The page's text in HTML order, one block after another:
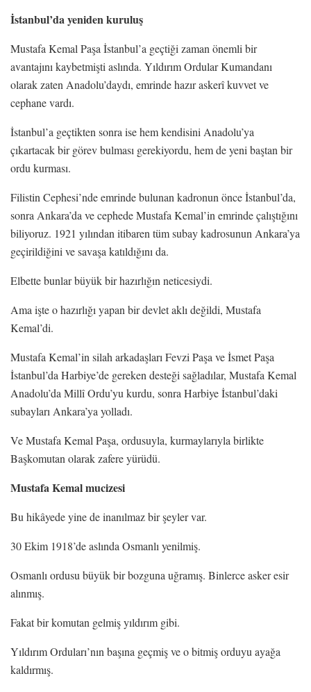
İstanbul’da yeniden kuruluş
Mustafa Kemal Paşa İstanbul’a geçtiği zaman önemli bir
avantajını kaybetmişti aslında. Yıldırım Ordular Kumandanı
olarak zaten Anadolu’daydı, emrinde hazır askerî kuvvet ve
cephane vardı.
İstanbul’a geçtikten sonra ise hem kendisini Anadolu’ya
çıkartacak bir görev bulması gerekiyordu, hem de yeni baştan bir
ordu kurması.
Filistin Cephesi’nde emrinde bulunan kadronun önce İstanbul’da,
sonra Ankara’da ve cephede Mustafa Kemal’in emrinde çalıştığını
biliyoruz. 1921 yılından itibaren tüm subay kadrosunun Ankara’ya
geçirildiğini ve savaşa katıldığını da.
Elbette bunlar büyük bir hazırlığın neticesiydi.
Ama işte o hazırlığı yapan bir devlet aklı değildi, Mustafa
Kemal’di.
Mustafa Kemal’in silah arkadaşları Fevzi Paşa ve İsmet Paşa
İstanbul’da Harbiye’de gereken desteği sağladılar, Mustafa Kemal
Anadolu’da Millî Ordu’yu kurdu, sonra Harbiye İstanbul’daki
subayları Ankara’ya yolladı.
Ve Mustafa Kemal Paşa, ordusuyla, kurmaylarıyla birlikte
Başkomutan olarak zafere yürüdü.
Mustafa Kemal mucizesi
Bu hikâyede yine de inanılmaz bir şeyler var.
30 Ekim 1918’de aslında Osmanlı yenilmiş.
Osmanlı ordusu büyük bir bozguna uğramış. Binlerce asker esir
alınmış.
Fakat bir komutan gelmiş yıldırım gibi.
Yıldırım Orduları’nın başına geçmiş ve o bitmiş orduyu ayağa
kaldırmış.